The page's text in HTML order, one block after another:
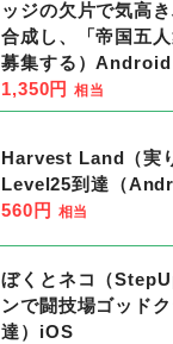
ッジの欠片で気高
合成し、「帝国五
募集する）Android
1,350円 相当
Harvest Land（実
Level25到達（
560円 相当
ぼくとネコ（
ンで闘技場ゴッドク
達）iOS